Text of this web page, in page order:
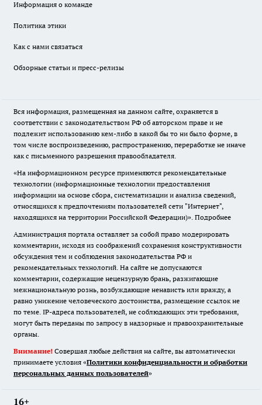
Информация о команде
Политика этики
Как с нами связаться
Обзорные статьи и пресс-релизы
Вся информация, размещенная на данном сайте, охраняется в
соответствии с законодательством РФ об авторском праве и не
подлежит использованию кем-либо в какой бы то ни было форме, в
том числе воспроизведению, распространению, переработке не иначе
как с письменного разрешения правообладателя.
«На информационном ресурсе применяются рекомендательные
технологии (информационные технологии предоставления
информации на основе сбора, систематизации и анализа сведений,
относящихся к предпочтениям пользователей сети "Интернет",
находящихся на территории Российской Федерации)». Подробнее
Администрация портала оставляет за собой право модерировать
комментарии, исходя из соображений сохранения конструктивности
обсуждения тем и соблюдения законодательства РФ и
рекомендательных технологий. На сайте не допускаются
комментарии, содержащие нецензурную брань, разжигающие
межнациональную рознь, возбуждающие ненависть или вражду, а
равно унижение человеческого достоинства, размещение ссылок не
по теме. IP-адреса пользователей, не соблюдающих эти требования,
могут быть переданы по запросу в надзорные и правоохранительные
органы.
Внимание! Совершая любые действия на сайте, вы автоматически
принимаете условия «Политики конфиденциальности и обработки
персональных данных пользователей»
16+